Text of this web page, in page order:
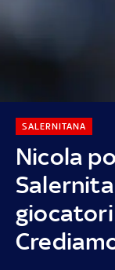
Nicola
SALERNITANA